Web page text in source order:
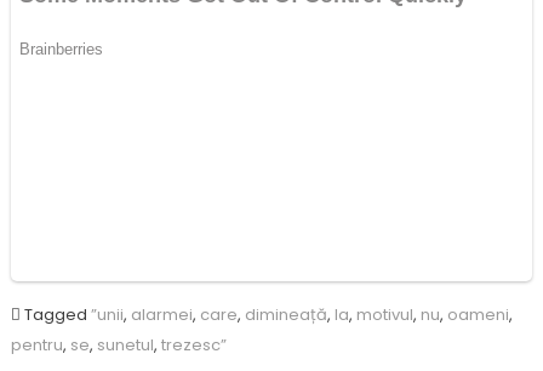
Tagged ”unii, alarmei, care, dimineață, la, motivul, nu, oameni,
pentru, se, sunetul, trezesc”